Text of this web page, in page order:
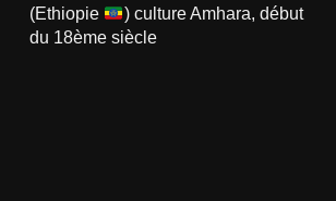
(Ethiopie
) culture Amhara, début
du 18ème siècle